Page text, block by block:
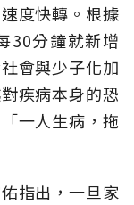
度快轉。根據
30分鐘就新增
會與少子化加
疾病本身的恐
一人生病，拖
指出，一旦家